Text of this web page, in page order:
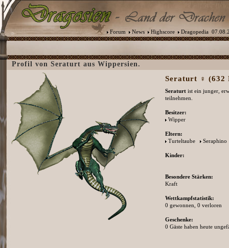
Forum News Highscore Dragopedia
Profil von Seraturt aus Wippersien.
Seraturt ♀ (632
Seraturt ist ein junger,
teilnehmen.
Besitzer:
Wipper
Eltern:
Turteltaube
Seraphino
Kinder:
Besondere Stärken:
Kraft
Wettkampfstatistik:
0 gewonnen, 0 verloren
Geschenke:
0 Gäste haben heute